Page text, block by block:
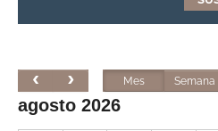
Mes Semana
agosto 2026